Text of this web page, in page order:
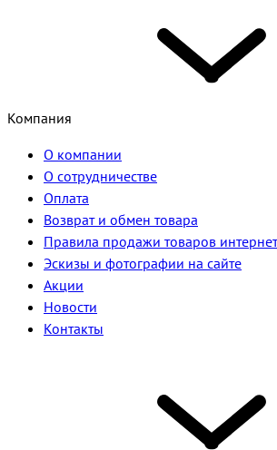
Компания
О компании
О сотрудничестве
Оплата
Возврат и обмен товара
Правила продажи товаров
Эскизы и фотографии на сайте
Акции
Новости
Контакты